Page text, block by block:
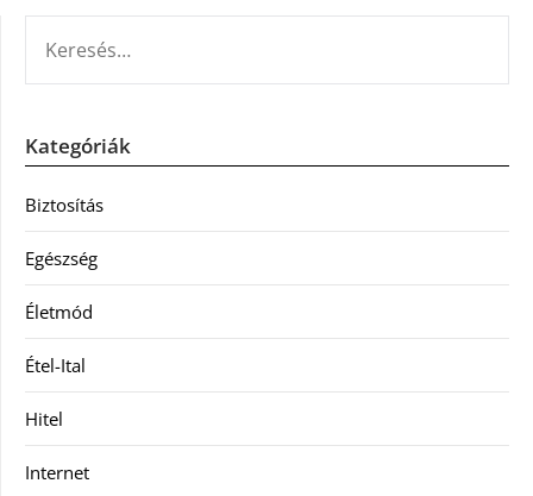
Kategóriák
Biztosítás
Egészség
Életmód
Étel-Ital
Hitel
Internet